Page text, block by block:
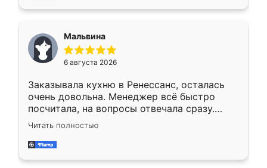
меньше, здесь же он более разнообразный.
Мне нравится ,если что-то потребуется из
мебели буду заказывать только здесь.
Мальвина
6 августа 2026
Заказывала кухню в Ренессанс, осталась
очень довольна. Менеджер всё быстро
посчитала, на вопросы отвечала сразу.
Замерщик приехал в субботу, подошёл к
делу со всей ответственностью. Собрали
за день, ребята работали аккуратно, даже
Читать полностью